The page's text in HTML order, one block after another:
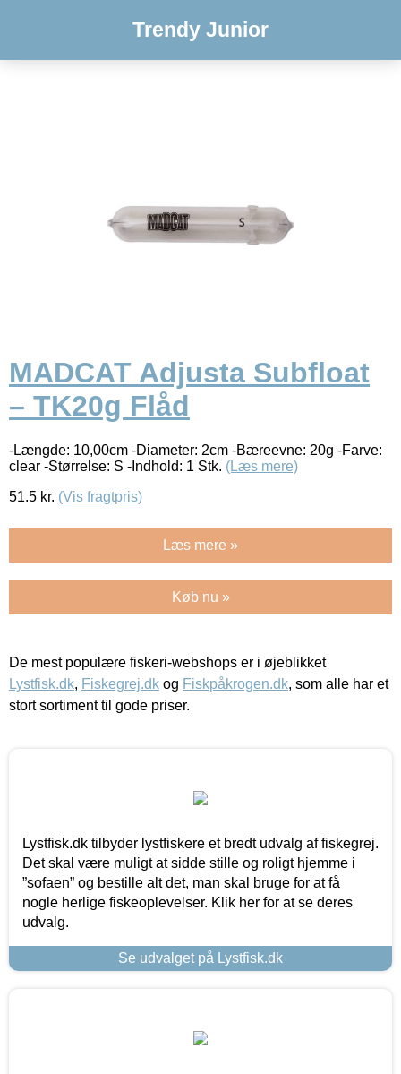
Trendy Junior
MADCAT Adjusta Subfloat
– TK20g Flåd
-Længde: 10,00cm -Diameter: 2cm -Bæreevne: 20g -Farve:
clear -Størrelse: S -Indhold: 1 Stk. (Læs mere)
51.5 kr. (Vis fragtpris)
Læs mere »
Køb nu »
De mest populære fiskeri-webshops er i øjeblikket
Lystfisk.dk, Fiskegrej.dk og Fiskpåkrogen.dk, som alle har et
stort sortiment til gode priser.
Lystfisk.dk tilbyder lystfiskere et bredt udvalg af fiskegrej.
Det skal være muligt at sidde stille og roligt hjemme i
”sofaen” og bestille alt det, man skal bruge for at få
nogle herlige fiskeoplevelser. Klik her for at se deres
udvalg.
Se udvalget på Lystfisk.dk